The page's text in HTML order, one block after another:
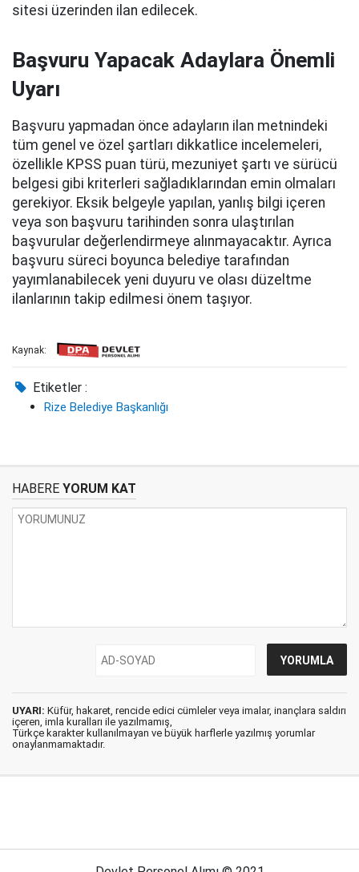
sitesi üzerinden ilan edilecek.
Başvuru Yapacak Adaylara Önemli
Uyarı
Başvuru yapmadan önce adayların ilan metnindeki
tüm genel ve özel şartları dikkatlice incelemeleri,
özellikle KPSS puan türü, mezuniyet şartı ve sürücü
belgesi gibi kriterleri sağladıklarından emin olmaları
gerekiyor. Eksik belgeyle yapılan, yanlış bilgi içeren
veya son başvuru tarihinden sonra ulaştırılan
başvurular değerlendirmeye alınmayacaktır. Ayrıca
başvuru süreci boyunca belediye tarafından
yayımlanabilecek yeni duyuru ve olası düzeltme
ilanlarının takip edilmesi önem taşıyor.
Kaynak:
Etiketler :
Rize Belediye Başkanlığı
HABERE YORUM KAT
UYARI: Küfür, hakaret, rencide edici cümleler veya imalar, inançlara saldırı
içeren, imla kuralları ile yazılmamış,
Türkçe karakter kullanılmayan ve büyük harflerle yazılmış yorumlar
onaylanmamaktadır.